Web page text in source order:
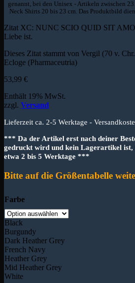
genannt, bei den Unisex - Artikeln zwischen
Neck Shirts 20 bis 23 cm. Das Produktbild
Zitat XC: NUNC SCIO QUID SIT
Liebe ist.
Dieses Zitat stammt von Vergil (70 v.
Ecloge (Pharmaceutria)
53,99 €
Enthält 19% MwSt.
zzgl. Versand
Lieferzeit ca. 2-5 Werktage -
*** Da der Artikel erst nach deiner
gedruckt wird und kein Lagerartikel
etwa 2 bis 5 Werktage ***
Bitte auf die Größentabelle
Farbe
Black
Burgundy
Dark Heather Grey
French Navy
Heather Grey
Mid Heather Grey
White